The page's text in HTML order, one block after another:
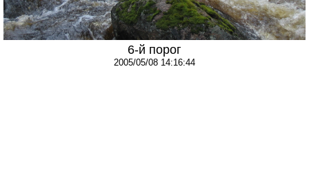
6-й порог
2005/05/08 14:16:44